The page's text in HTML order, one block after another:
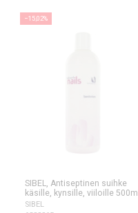
−15,02%
SIBEL, Antiseptinen suihke
käsille, kynsille, viiloille 500ml
SIBEL